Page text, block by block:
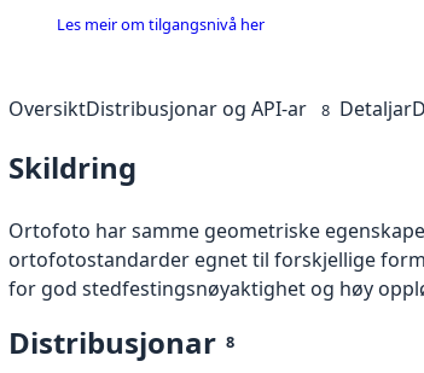
Les meir om tilgangsnivå her
OversiktDistribusjonar og API-ar 8 Detaljar
Skildring
Ortofoto har samme geometriske
ortofotostandarder egnet til forskjellige
for god stedfestingsnøyaktighet og høy
Distribusjonar 8